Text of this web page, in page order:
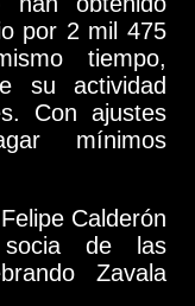
por 2 mil 475
tiempo,
su actividad
Con ajustes
mínimos
Calderón
socia de las
Zavala